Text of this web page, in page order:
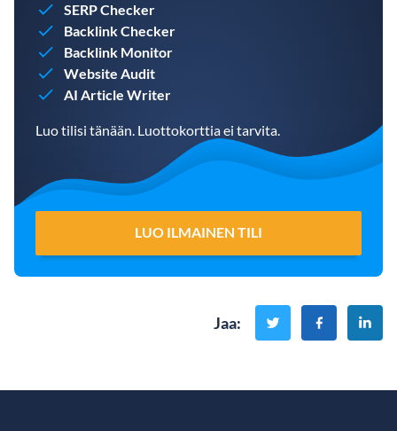
SERP Checker
Backlink Checker
Backlink Monitor
Website Audit
AI Article Writer
Luo tilisi tänään. Luottokorttia ei tarvita.
LUO ILMAINEN TILI
Jaa: